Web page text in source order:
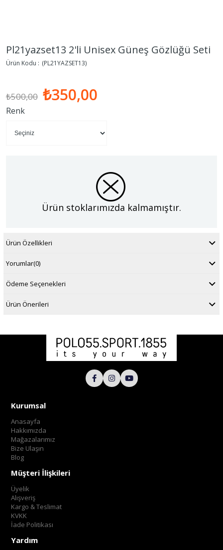
Pl21yazset13 2'li Unisex Güneş Gözlüğü Seti
(PL21YAZSET13)
₺500,00 ₺350,00
Renk
Ürün stoklarımızda kalmamıştır.
Ürün Özellikleri
Yorumlar(0)
Ödeme Seçenekleri
Ürün Önerileri
Kurumsal
Anasayfa
Hakkımızda
Mağazalarımız
Bize Ulaşın
Blog
Müşteri İlişkileri
Üyelik
Alışveriş
Kargo & Teslimat
KVKK
İade Politikası
Yardım